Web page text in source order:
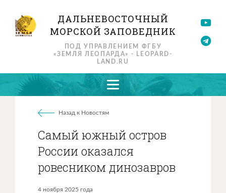
ДАЛЬНЕВОСТОЧНЫЙ
МОРСКОЙ ЗАПОВЕДНИК
ПОД УПРАВЛЕНИЕМ ФГБУ
«ЗЕМЛЯ ЛЕОПАРДА» - LEOPARD-
LAND.RU
Назад к Новостям
Самый южный остров
России оказался
ровесником динозавров
4 ноября 2025 года